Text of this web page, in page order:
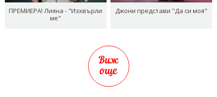
ПРЕМИЕРА! Лияна - "Изхвърли
ме"
Джони представи "Да си моя"
Виж
още